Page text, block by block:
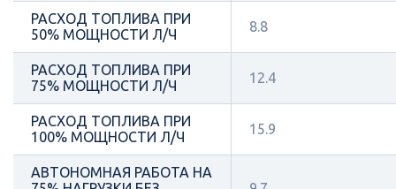
РАСХОД ТОПЛИВА ПРИ
50% МОЩНОСТИ Л/Ч
8.8
РАСХОД ТОПЛИВА ПРИ
75% МОЩНОСТИ Л/Ч
12.4
РАСХОД ТОПЛИВА ПРИ
100% МОЩНОСТИ Л/Ч
15.9
АВТОНОМНАЯ РАБОТА НА